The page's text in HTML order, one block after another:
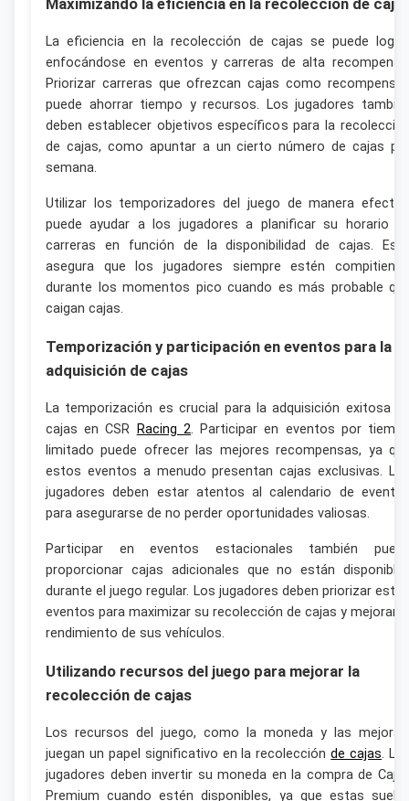
Maximizando la eficiencia en la recolección de
La eficiencia en la recolección de cajas se puede
enfocándose en eventos y carreras de alta
Priorizar carreras que ofrezcan cajas como
puede ahorrar tiempo y recursos. Los jugadores
deben establecer objetivos específicos para la
de cajas, como apuntar a un cierto número de cajas
semana.
Utilizar los temporizadores del juego de manera
puede ayudar a los jugadores a planificar su horario
carreras en función de la disponibilidad de cajas.
asegura que los jugadores siempre estén
durante los momentos pico cuando es más probable
caigan cajas.
Temporización y participación en eventos para la
adquisición de cajas
La temporización es crucial para la adquisición exitosa
cajas en CSR Racing 2. Participar en eventos por
limitado puede ofrecer las mejores recompensas, ya
estos eventos a menudo presentan cajas exclusivas.
jugadores deben estar atentos al calendario de
para asegurarse de no perder oportunidades valiosas.
Participar en eventos estacionales también
proporcionar cajas adicionales que no están
durante el juego regular. Los jugadores deben priorizar
eventos para maximizar su recolección de cajas y mejorar
rendimiento de sus vehículos.
Utilizando recursos del juego para mejorar la
recolección de cajas
Los recursos del juego, como la moneda y las
juegan un papel significativo en la recolecciónde cajas.
jugadores deben invertir su moneda en la compra de
Premium cuando estén disponibles, ya que estas